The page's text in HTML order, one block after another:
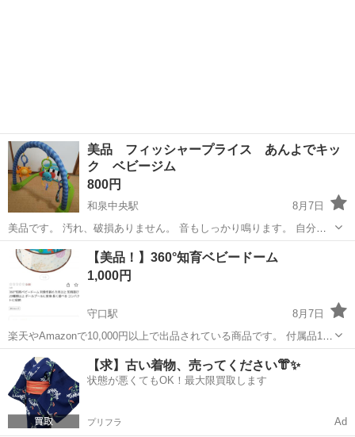
美品 フィッシャープライス あんよでキッ
ク ベビージム
800円
和泉中央駅
8月7日
美品です。 汚れ、破損ありません。 音もしっかり鳴ります。 自分で
押してピアノが弾けたり、音楽が鳴ります。 喜んで遊んでました。
大阪 和泉市 和泉中央駅 ベビー用品
【美品！】360°知育ベビードーム
1,000円
守口駅
8月7日
楽天やAmazonで10,000円以上で出品されている商品です。 付属品15
個のボールのうち3個はございません。 代わりにベビー用のおもちゃ
数点もセットでお付けします。 (写真2枚目参照) 使用期間は一ヶ月
程、その後は袋に入...
大阪 守口駅 ベビー用品
【求】古い着物、売ってください👘✨
状態が悪くてもOK！最大限買取します
プリフラ Ad